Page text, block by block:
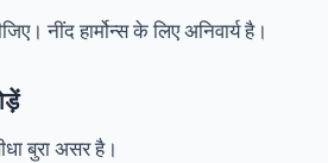
नींद हार्मोन्स के लिए अनिवार्य है।
बुरा असर है।